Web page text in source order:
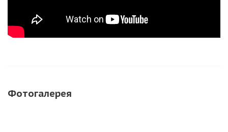
Фотогалерея